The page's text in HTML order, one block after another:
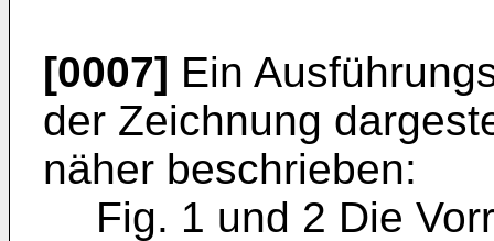
[0007] Ein
der Zeichnung
näher beschrieben:
Fig. 1 und 2 Die